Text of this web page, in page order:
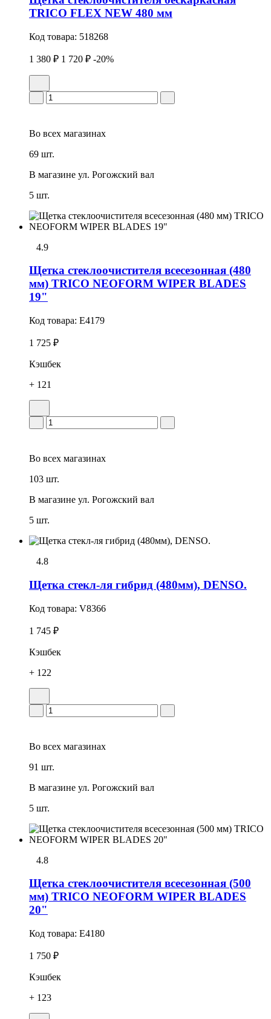
TRICO FLEX NEW 480 мм
Код товара: 518268
1 380 ₽ 1 720 ₽ -20%
Во всех магазинах
69 шт.
В магазине ул. Рогожский вал
5 шт.
4.9
Щетка стеклоочистителя всесезонная (480
мм) TRICO NEOFORM WIPER BLADES
19"
Код товара: E4179
1 725 ₽
Кэшбек
+ 121
Во всех магазинах
103 шт.
В магазине ул. Рогожский вал
5 шт.
4.8
Щетка стекл-ля гибрид (480мм), DENSO.
Код товара: V8366
1 745 ₽
Кэшбек
+ 122
Во всех магазинах
91 шт.
В магазине ул. Рогожский вал
5 шт.
4.8
Щетка стеклоочистителя всесезонная (500
мм) TRICO NEOFORM WIPER BLADES
20"
Код товара: E4180
1 750 ₽
Кэшбек
+ 123